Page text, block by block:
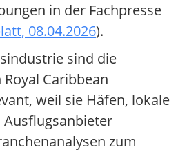
in der Fachpresse
08.04.2026).
sind die
Caribbean
weil sie Häfen, lokale
zum